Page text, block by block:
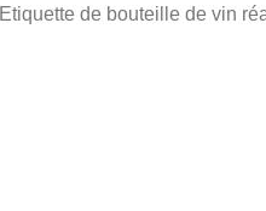
Etiquette de bouteille de vin